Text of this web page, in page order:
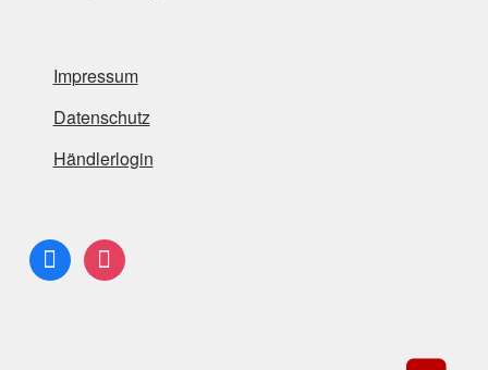
Impressum
Datenschutz
Händlerlogin